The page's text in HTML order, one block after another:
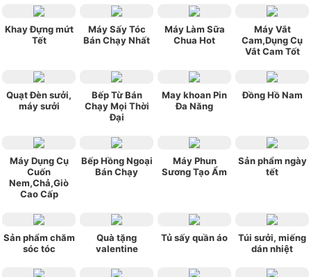
Khay Đựng mứt
Tết
Máy Sấy Tóc
Bán Chạy Nhất
Máy Làm Sữa
Chua Hot
Máy Vắt
Cam,Dụng Cụ
Vắt Cam Tốt
Quạt Đèn sưởi,
máy sưởi
Bếp Từ Bán
Chạy Mọi Thời
Đại
May khoan Pin
Đa Năng
Đồng Hồ Nam
Máy Dụng Cụ
Cuốn
Nem,Chả,Giò
Cao Cấp
Bếp Hồng Ngoại
Bán Chạy
Máy Phun
Sương Tạo Ẩm
Sản phẩm ngày
tết
Sản phẩm chăm
sóc tóc
Quà tặng
valentine
Tủ sấy quần áo
Túi sưởi, miếng
dán nhiệt